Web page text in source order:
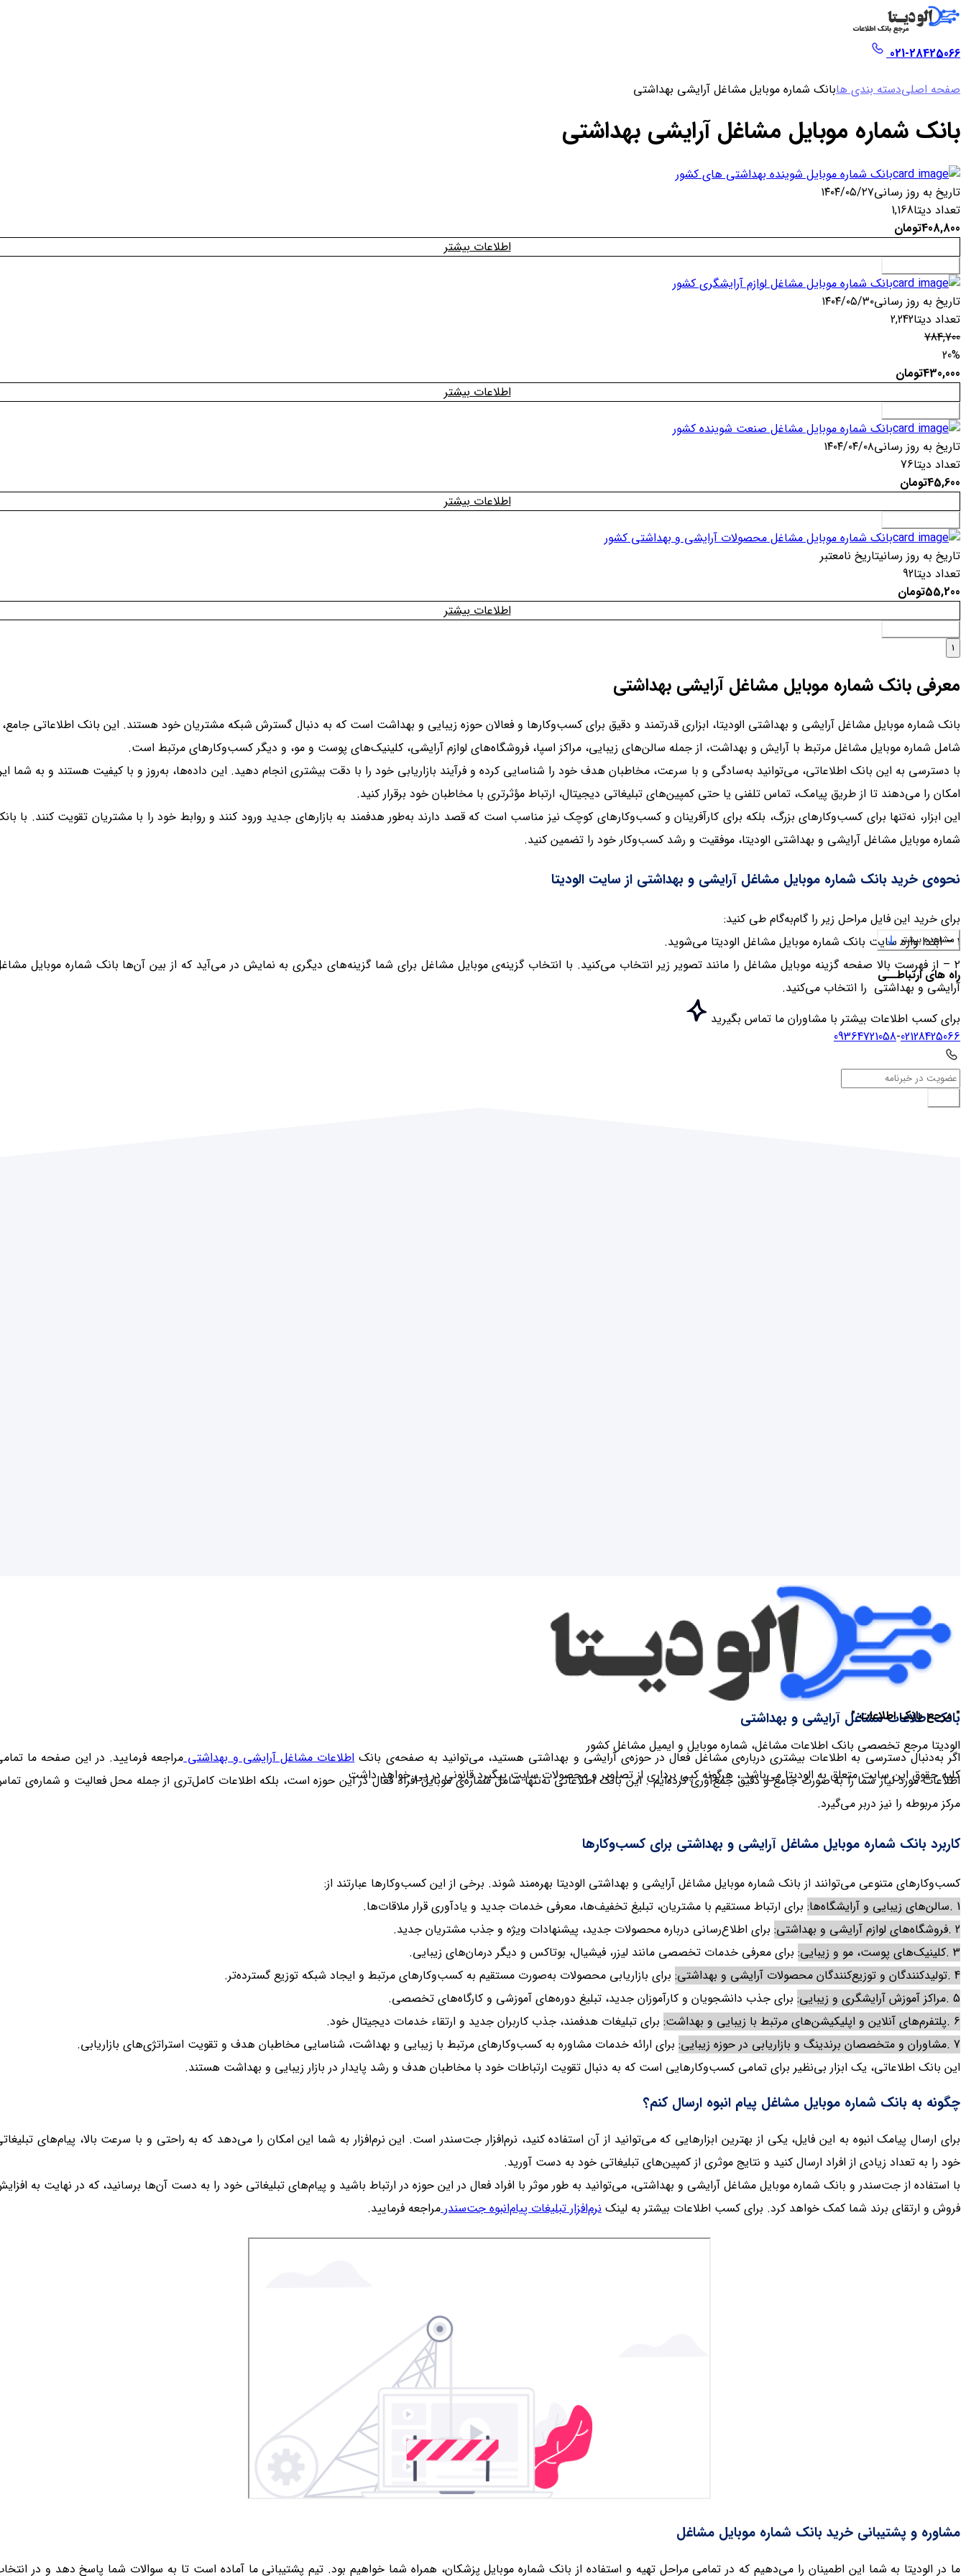
021-28425066
صفحه اصلیدسته بندی هابانک شماره موبایل مشاغل آرایشی بهداشتی
بانک شماره موبایل مشاغل آرایشی بهداشتی
بانک شماره موبایل شوینده بهداشتی های کشور
تاریخ به روز رسانی۱۴۰۴/۰۵/۲۷
تعداد دیتا1,168
408,800تومان
اطلاعات بیشتر
بانک شماره موبایل مشاغل لوازم آرایشگری کشور
تاریخ به روز رسانی۱۴۰۴/۰۵/۳۰
تعداد دیتا2,242
784,700
20%
430,000تومان
اطلاعات بیشتر
بانک شماره موبایل مشاغل صنعت شوینده کشور
تاریخ به روز رسانی۱۴۰۴/۰۴/۰۸
تعداد دیتا76
45,600تومان
اطلاعات بیشتر
بانک شماره موبایل مشاغل محصولات آرایشی و بهداشتی کشور
تاریخ به روز رسانیتاریخ نامعتبر
تعداد دیتا92
55,200تومان
اطلاعات بیشتر
1
معرفی بانک شماره موبایل مشاغل آرایشی بهداشتی
بانک شماره موبایل مشاغل آرایشی و بهداشتی الودیتا، ابزاری قدرتمند و دقیق برای کسب‌وکارها و فعالان حوزه زیبایی و بهداشت است که به دنبال گسترش شبکه مشتریان خود هستند. این بانک اطلاعاتی جامع،
شامل شماره موبایل مشاغل مرتبط با آرایش و بهداشت، از جمله سالن‌های زیبایی، مراکز اسپا، فروشگاه‌های لوازم آرایشی، کلینیک‌های پوست و مو، و دیگر کسب‌وکارهای مرتبط است.
با دسترسی به این بانک اطلاعاتی، می‌توانید به‌سادگی و با سرعت، مخاطبان هدف خود را شناسایی کرده و فرآیند بازاریابی خود را با دقت بیشتری انجام دهید. این داده‌ها، به‌روز و با کیفیت هستند و به شما
امکان را می‌دهند تا از طریق پیامک، تماس تلفنی یا حتی کمپین‌های تبلیغاتی دیجیتال، ارتباط مؤثرتری با مخاطبان خود برقرار کنید.
این ابزار، نه‌تنها برای کسب‌وکارهای بزرگ، بلکه برای کارآفرینان و کسب‌وکارهای کوچک نیز مناسب است که قصد دارند به‌طور هدفمند به بازارهای جدید ورود کنند و روابط خود را با مشتریان تقویت کنند. با
شماره موبایل مشاغل آرایشی و بهداشتی الودیتا، موفقیت و رشد کسب‌وکار خود را تضمین کنید.
نحوه‌ی خرید بانک شماره موبایل مشاغل آرایشی و بهداشتی از سایت الودیتا
برای خرید این فایل مراحل زیر را گام‌به‌گام طی کنید:
۱ – ابتدا وارد سایت بانک شماره موبایل مشاغل الودیتا می‌شوید.
۲ – از فهرست بالا صفحه گزینه موبایل مشاغل را مانند تصویر زیر انتخاب می‌کنید.
با انتخاب گزینه‌ی موبایل مشاغل برای شما گزینه‌های دیگری به نمایش در می‌آید که از بین آن‌ها بانک شماره موبایل
آرایشی و بهداشتی را انتخاب می‌کنید.
بانک اطلاعات مشاغل آرایشی و بهداشتی
اگر به‌دنبال دسترسی به اطلاعات بیشتری درباره‌‌ی مشاغل فعال در حوزه‌ی آرایشی و بهداشتی هستید، می‌توانید به صفحه‌ی بانکاطلاعات مشاغل آرایشی و بهداشتیمراجعه فرمایید. در این صفحه ما
اطلاعات مورد نیاز شما را به صورت جامع و دقیق جمع‌آوری کرده‌ایم . این بانک اطلاعاتی نه‌تنها شامل شماره‌ی موبایل افراد فعال در این حوزه است، بلکه اطلاعات کامل‌تری از جمله محل فعالیت و شماره‌ی
مرکز مربوطه را نیز دربر می‌گیرد.
کاربرد بانک شماره موبایل مشاغل آرایشی و بهداشتی برای کسب‌وکارها
کسب‌وکارهای متنوعی می‌توانند از بانک شماره موبایل مشاغل آرایشی و بهداشتی الودیتا بهره‌مند شوند. برخی از این کسب‌وکارها عبارتند از:
1
.سالن‌های زیبایی و آرایشگاه‌ها: برای ارتباط مستقیم با مشتریان، تبلیغ تخفیف‌ها، معرفی خدمات جدید و یادآوری قرار ملاقات‌ها.
2
.فروشگاه‌های لوازم آرایشی و بهداشتی: برای اطلاع‌رسانی درباره محصولات جدید، پیشنهادات ویژه و جذب مشتریان جدید.
3
.کلینیک‌های پوست، مو و زیبایی: برای معرفی خدمات تخصصی مانند لیزر، فیشیال، بوتاکس و دیگر درمان‌های زیبایی.
4
.تولیدکنندگان و توزیع‌کنندگان محصولات آرایشی و بهداشتی: برای بازاریابی محصولات به‌صورت مستقیم به کسب‌وکارهای مرتبط و ایجاد شبکه توزیع گسترده‌تر.
5
.مراکز آموزش آرایشگری و زیبایی: برای جذب دانشجویان و کارآموزان جدید، تبلیغ دوره‌های آموزشی و کارگاه‌های تخصصی.
6
.پلتفرم‌های آنلاین و اپلیکیشن‌های مرتبط با زیبایی و بهداشت: برای تبلیغات هدفمند، جذب کاربران جدید و ارتقاء خدمات دیجیتال خود.
7
.مشاوران و متخصصان برندینگ و بازاریابی در حوزه زیبایی: برای ارائه خدمات مشاوره به کسب‌وکارهای مرتبط با زیبایی و بهداشت، شناسایی مخاطبان هدف و تقویت استراتژی‌های بازاریابی.
این بانک اطلاعاتی، یک ابزار بی‌نظیر برای تمامی کسب‌وکارهایی است که به دنبال تقویت ارتباطات خود با مخاطبان هدف و رشد پایدار در بازار زیبایی و بهداشت هستند.
چگونه به بانک شماره موبایل مشاغل پیام انبوه ارسال کنم؟
برای ارسال پیامک انبوه به این فایل، یکی از بهترین ابزارهایی که می‌توانید از آن استفاده کنید، نرم‌افزار جت‌سندر است. این نرم‌افزار به شما این امکان را می‌دهد که به راحتی و با سرعت بالا، پیام‌های
خود را به تعداد زیادی از افراد ارسال کنید و نتایج موثری از کمپین‌های تبلیغاتی خود به دست آورید.
با استفاده از جت‌سندر و بانک شماره موبایل مشاغل آرایشی و بهداشتی، می‌توانید به طور موثر با افراد فعال در این حوزه در ارتباط باشید و پیام‌های تبلیغاتی خود را به دست آن‌ها برسانید، که در نهایت به
فروش و ارتقای برند شما کمک خواهد کرد. برای کسب اطلاعات بیشتر به لینک نرم‌افزار تبلیغات پیام‌انبوه جت‌سندرمراجعه فرمایید.
مشاوره و پشتیبانی خرید بانک شماره موبایل مشاغل
ما در الودیتا به شما این اطمینان را می‌دهیم که در تمامی مراحل تهیه و استفاده از بانک شماره موبایل پزشکان، همراه شما خواهیم بود. تیم پشتیبانی ما آماده است تا به سوالات شما پاسخ دهد و در
مشاهده بیشتر
راه های ارتباطــی
برای کسب اطلاعات بیشتر با مشاوران ما تماس بگیرید
09364721058-02128425066
" مرجع بانک اطلاعات "
الودیتا مرجع تخصصی بانک اطلاعات مشاغل، شماره موبایل و ایمیل مشاغل کشور
کلیه حقوق این سایت متعلق به الودیتا می‌باشد ، هرگونه کپی برداری از تصاویر و محصولات سایت پیگیرد قانونی در پی خواهد داشت